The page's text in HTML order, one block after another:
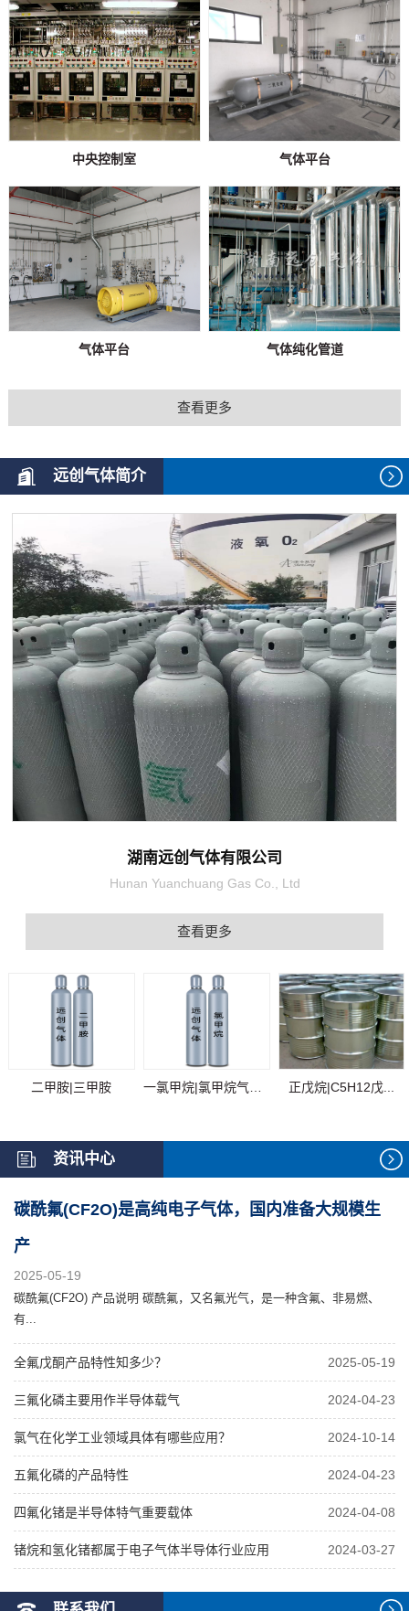
中央控制室 气体平台
气体平台 气体纯化管道
查看更多
远创气体简介
湖南远创气体有限公司
Hunan Yuanchuang Gas Co., Ltd
查看更多
二甲胺|三甲胺 正戊烷|C5H12戊...
资讯中心
碳酰氟(CF2O)是高纯电子气体，国内准备大规模生
产
2025-05-19
碳酰氟(CF2O) 产品说明 碳酰氟，又名氟光气，是一种含氟、非易燃、
有...
全氟戊酮产品特性知多少？ 2025-05-19
三氟化磷主要用作半导体载气 2024-04-23
氯气在化学工业领域具体有哪些应用？ 2024-10-14
五氟化磷的产品特性 2024-04-23
四氟化锗是半导体特气重要载体 2024-04-08
锗烷和氢化锗都属于电子气体半导体行业应用 2024-03-27